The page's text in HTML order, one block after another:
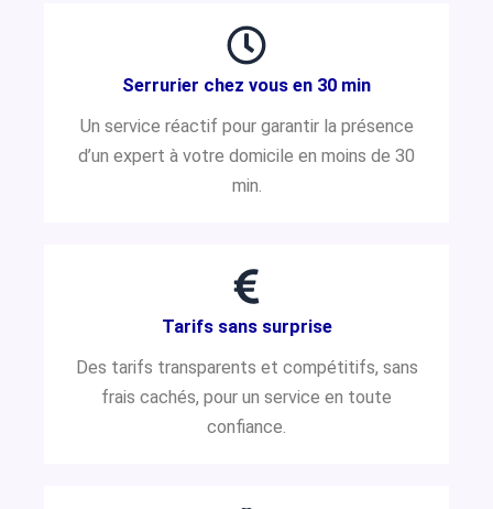
Serrurier chez vous en 30 min
Un service réactif pour garantir la présence
d’un expert à votre domicile en moins de 30
min.
Tarifs sans surprise
Des tarifs transparents et compétitifs, sans
frais cachés, pour un service en toute
confiance.